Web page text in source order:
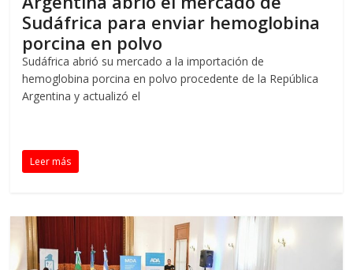
Sudáfrica para enviar hemoglobina
porcina en polvo
Sudáfrica abrió su mercado a la importación de
hemoglobina porcina en polvo procedente de la República
Argentina y actualizó el
Leer más